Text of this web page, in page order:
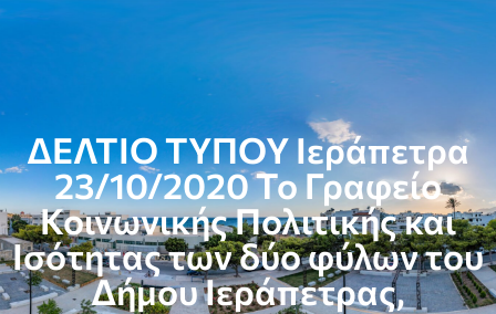
ΔΕΛΤΙΟ ΤΥΠΟΥ Ιεράπετρα
23/10/2020 Το Γραφείο
Κοινωνικής Πολιτικής και
Ισότητας των δύο φύλων του
Δήμου Ιεράπετρας,